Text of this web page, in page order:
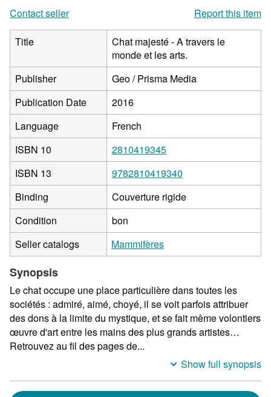
Contact seller
Report this item
Title
Chat majesté - A travers le
monde et les arts.
Publisher
Geo / Prisma Media
Publication Date
2016
Language
French
ISBN 10
2810419345
ISBN 13
9782810419340
Binding
Couverture rigide
Condition
bon
Seller catalogs
Mammifères
Synopsis
Le chat occupe une place particulière dans toutes les
sociétés : admiré, aimé, choyé, il se voit parfois attribuer
des dons à la limite du mystique, et se fait même volontiers
œuvre d'art entre les mains des plus grands artistes…
Retrouvez au fil des pages de...
Show full synopsis